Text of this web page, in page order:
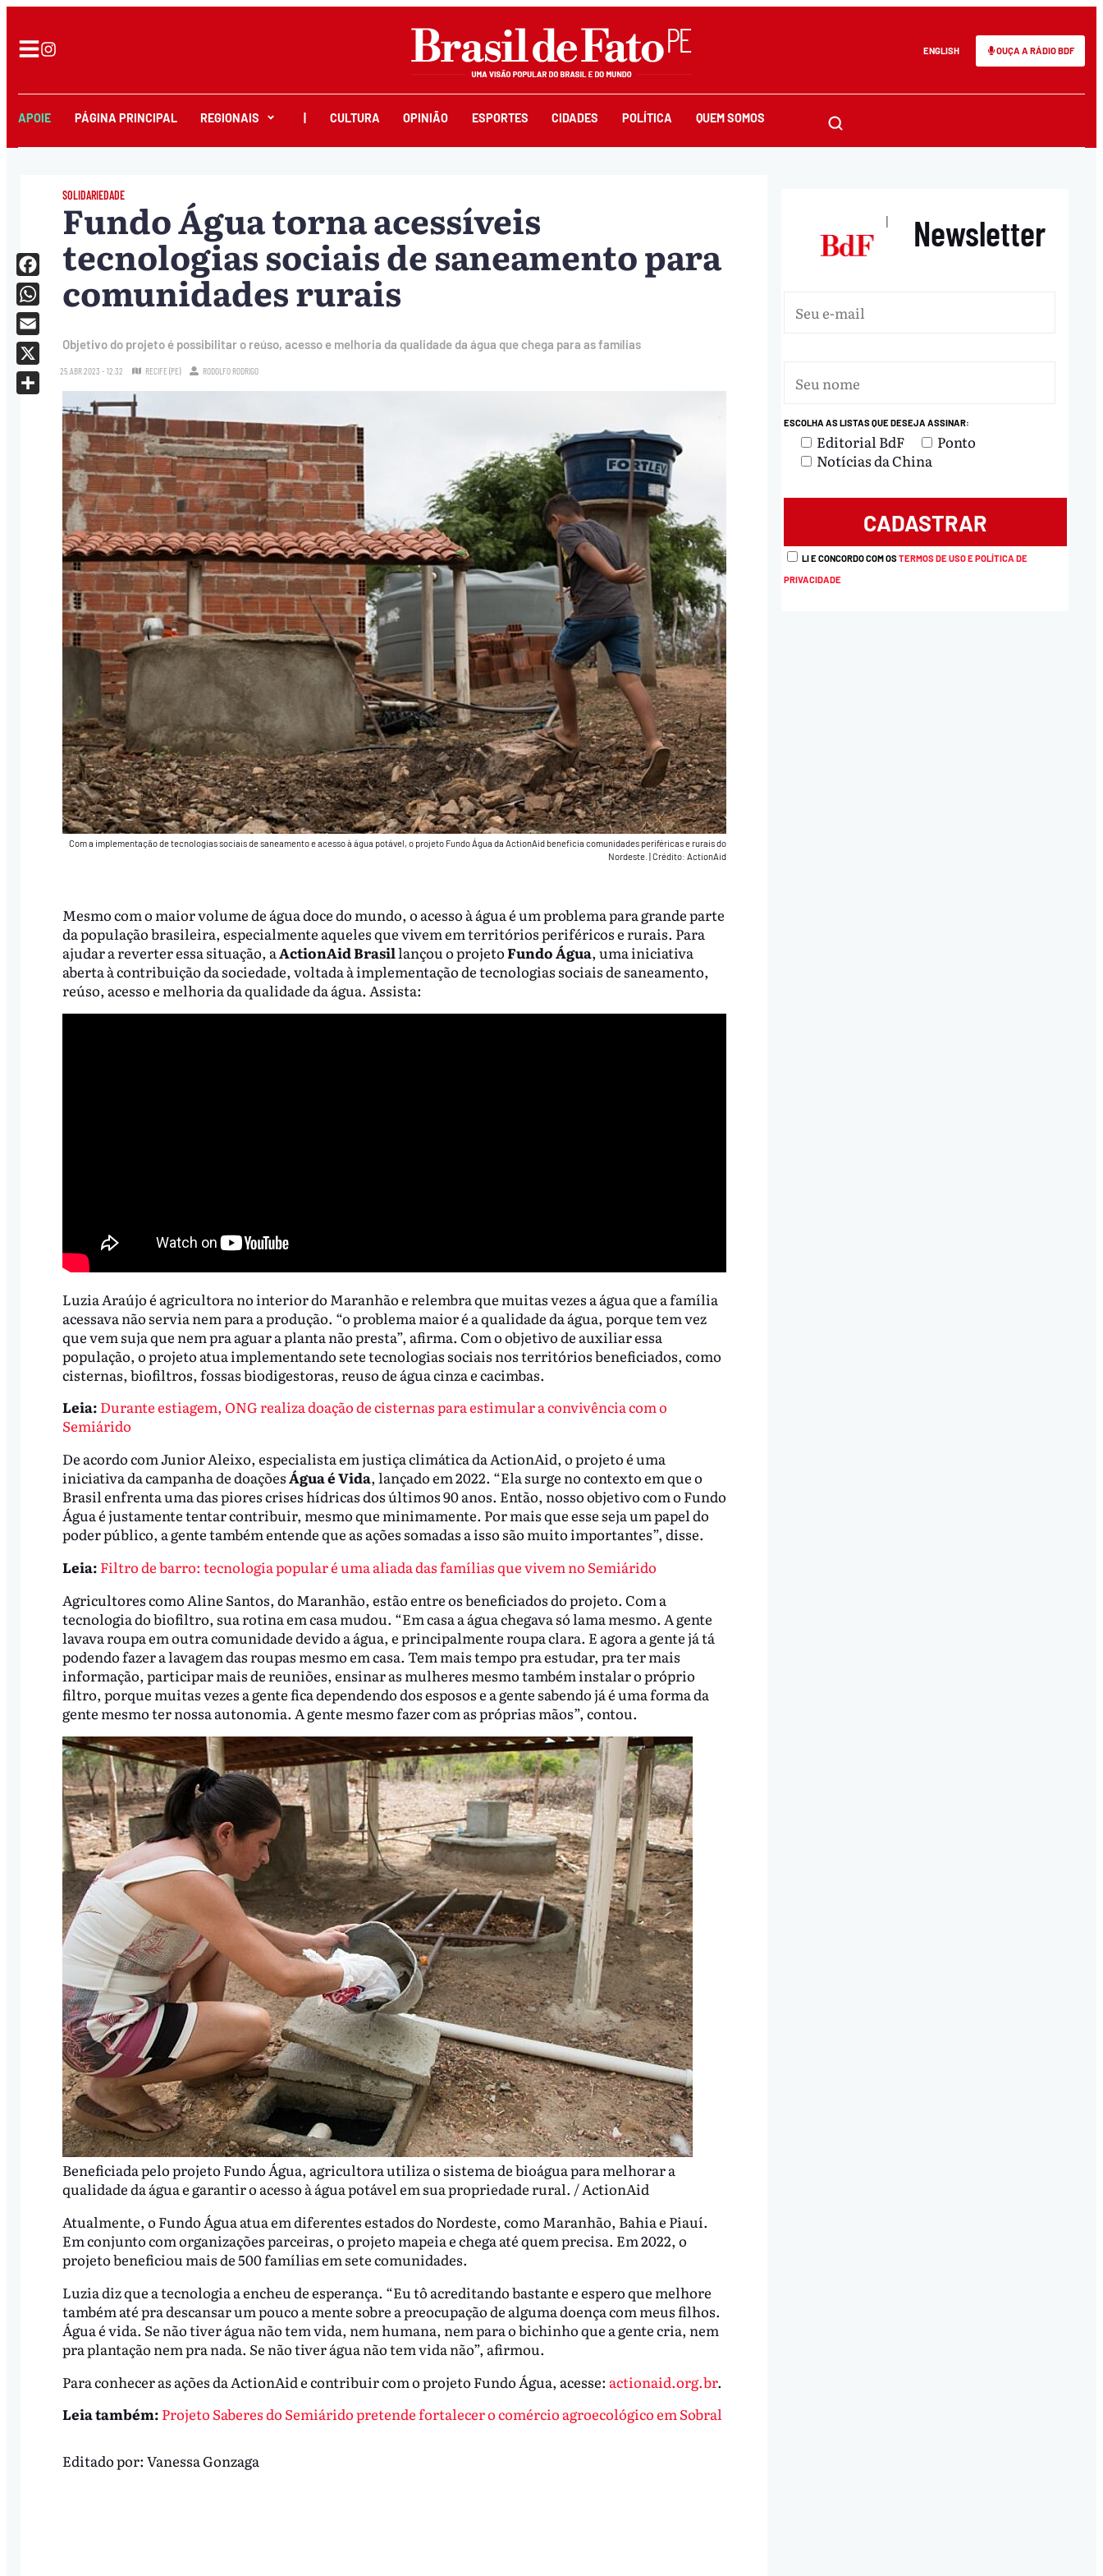
ENGLISH OUÇA A RÁDIO BDF
APOIE PÁGINA PRINCIPAL REGIONAIS CULTURA OPINIÃO ESPORTES CIDADES POLÍTICA QUEM SOMOS
SOLIDARIEDADE
Fundo Água torna acessíveis
tecnologias sociais de saneamento para
comunidades rurais
Objetivo do projeto é possibilitar o reúso, acesso e melhoria da qualidade da água que chega para as famílias
25.ABR.2023 - 12:32 RECIFE (PE) RODOLFO RODRIGO
Com a implementação de tecnologias sociais de saneamento e acesso à água potável, o projeto Fundo Água da ActionAid beneficia comunidades periféricas e rurais do
Nordeste.
Crédito: ActionAid
Mesmo com o maior volume de água doce do mundo, o acesso à água é um problema para grande parte
da população brasileira, especialmente aqueles que vivem em territórios periféricos e rurais. Para
ajudar a reverter essa situação, aActionAid Brasillançou o projetoFundo Água, uma iniciativa
aberta à contribuição da sociedade, voltada à implementação de tecnologias sociais de saneamento,
reúso, acesso e melhoria da qualidade da água. Assista:
Luzia Araújo é agricultora no interior do Maranhão e relembra que muitas vezes a água que a família
acessava não servia nem para a produção. “o problema maior é a qualidade da água, porque tem vez
que vem suja que nem pra aguar a planta não presta”, afirma. Com o objetivo de auxiliar essa
população, o projeto atua implementando sete tecnologias sociais nos territórios beneficiados, como
cisternas, biofiltros, fossas biodigestoras, reuso de água cinza e cacimbas.
Leia: Durante estiagem, ONG realiza doação de cisternas para estimular a convivência com o
Semiárido
De acordo com Junior Aleixo, especialista em justiça climática da ActionAid, o projeto é uma
iniciativa da campanha de doaçõesÁgua é Vida, lançado em 2022. “Ela surge no contexto em que o
Brasil enfrenta uma das piores crises hídricas dos últimos 90 anos. Então, nosso objetivo com o Fundo
Água é justamente tentar contribuir, mesmo que minimamente. Por mais que esse seja um papel do
poder público, a gente também entende que as ações somadas a isso são muito importantes”, disse.
Leia: Filtro de barro: tecnologia popular é uma aliada das famílias que vivem no Semiárido
Agricultores como Aline Santos, do Maranhão, estão entre os beneficiados do projeto. Com a
tecnologia do biofiltro, sua rotina em casa mudou. “Em casa a água chegava só lama mesmo. A gente
lavava roupa em outra comunidade devido a água, e principalmente roupa clara. E agora a gente já tá
podendo fazer a lavagem das roupas mesmo em casa. Tem mais tempo pra estudar, pra ter mais
informação, participar mais de reuniões, ensinar as mulheres mesmo também instalar o próprio
filtro, porque muitas vezes a gente fica dependendo dos esposos e a gente sabendo já é uma forma da
gente mesmo ter nossa autonomia. A gente mesmo fazer com as próprias mãos”, contou.
Beneficiada pelo projeto Fundo Água, agricultora utiliza o sistema de bioágua para melhorar a
qualidade da água e garantir o acesso à água potável em sua propriedade rural. / ActionAid
Atualmente, o Fundo Água atua em diferentes estados do Nordeste, como Maranhão, Bahia e Piauí.
Em conjunto com organizações parceiras, o projeto mapeia e chega até quem precisa. Em 2022, o
projeto beneficiou mais de 500 famílias em sete comunidades.
Luzia diz que a tecnologia a encheu de esperança. “Eu tô acreditando bastante e espero que melhore
também até pra descansar um pouco a mente sobre a preocupação de alguma doença com meus filhos.
Água é vida. Se não tiver água não tem vida, nem humana, nem para o bichinho que a gente cria, nem
pra plantação nem pra nada. Se não tiver água não tem vida não”, afirmou.
Para conhecer as ações da ActionAid e contribuir com o projeto Fundo Água, acesse: actionaid.org.br.
Leia também: Projeto Saberes do Semiárido pretende fortalecer o comércio agroecológico em Sobral
Facebook
WhatsApp
Email
X
Editado por: Vanessa Gonzaga
| Newsletter
ESCOLHA AS LISTAS QUE DESEJA ASSINAR:
Editorial BdF
Ponto
Notícias da China
LI E CONCORDO COM OSTERMOS DE USO E POLÍTICA DE
PRIVACIDADE